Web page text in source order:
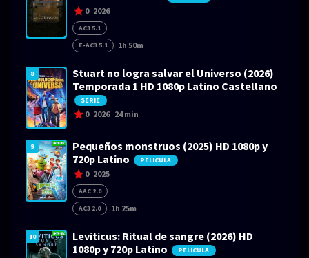
0 2026
AC3 5.1
E-AC3 5.1
1h 50m
8
Stuart no logra salvar el Universo (2026)
Temporada 1 HD 1080p Latino Castellano
SERIE
0 2026 24 min
9
Pequeños monstruos (2025) HD 1080p y
720p Latino
PELICULA
0 2025
AAC 2.0
AC3 2.0
1h 25m
10
Leviticus: Ritual de sangre (2026) HD
1080p y 720p Latino
PELICULA